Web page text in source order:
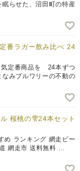
らせた、沼田町の特産
番ラガー飲み比べ 24
気定番商品を 24本ずつ
みブルワリーの不動の
桜桃の雫24本セット
め ランキング 網走ビー
網走市 送料無料 …